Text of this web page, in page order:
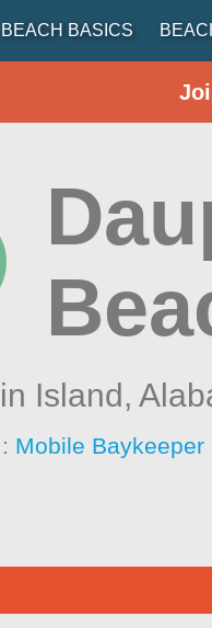
BEACH BASICS
Island,
Mobile Baykeeper